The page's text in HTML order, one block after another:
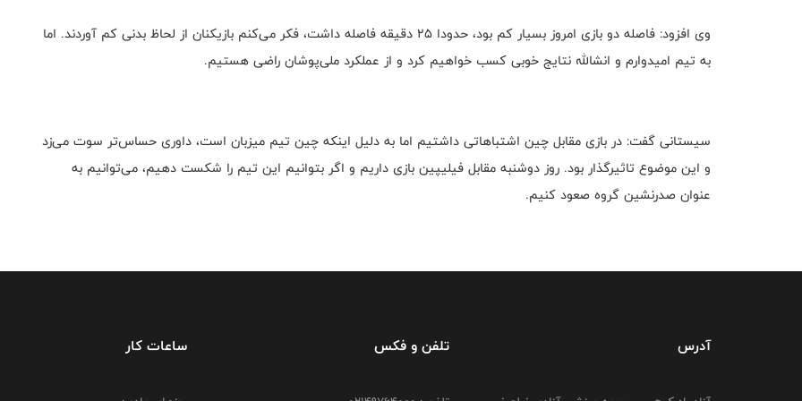
وی افزود: فاصله دو بازی امروز بسیار کم بود، حدودا ۲۵ دقیقه فاصله داشت، فکر می‌کنم بازیکنان از لحاظ بدنی کم آوردند. اما
به تیم امیدوارم و انشالله نتایج خوبی کسب خواهیم کرد و از عملکرد ملی‌پوشان راضی هستیم.
سیستانی گفت: در بازی مقابل چین اشتباهاتی داشتیم اما به دلیل اینکه چین تیم میزبان است، داوری حساس‌تر سوت می‌زد
و این موضوع تاثیرگذار بود. روز دوشنبه مقابل فیلیپین بازی داریم و اگر بتوانیم این تیم را شکست دهیم، می‌توانیم به
عنوان صدرنشین گروه صعود کنیم‌.
آدرس تلفن و فکس ساعات کار